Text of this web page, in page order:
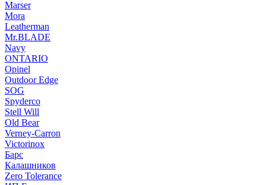
Marser
Mora
Leatherman
Mr.BLADE
Navy
ONTARIO
Opinel
Outdoor Edge
SOG
Spyderco
Stell Will
Old Bear
Verney-Carron
Victorinox
Барс
Калашников
Zero Tolerance